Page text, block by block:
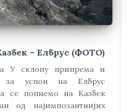
– Елбрус (ФОТО)
У склопу припрема и
за успон на Елбрус
се попнемо на Kазбек
од најимпозантнијих